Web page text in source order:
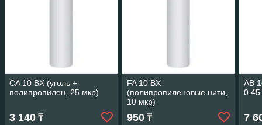
CA 10 BX (уголь +
полипропилен, 25 мкр)
3 140 ₸
FA 10 BX
(полипропиленовые нити,
10 мкр)
950₸
AB
7